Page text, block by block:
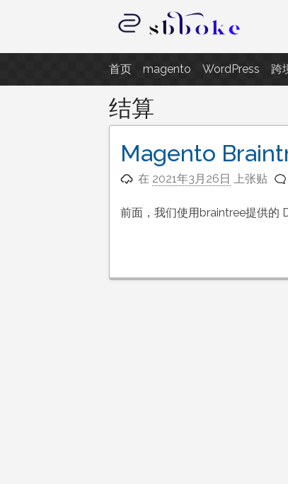
至
内
容
记录跨境电商独立站开发遇到
首页 magento WordPress 跨
结算
Magento
在 2021年3月26日 上张贴
前面，我们使用braintree提供的